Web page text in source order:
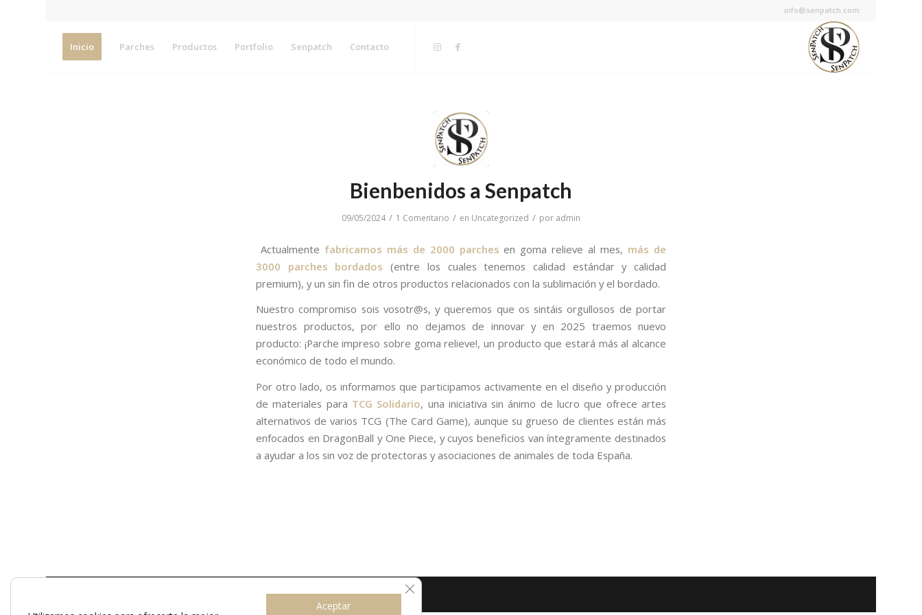
info@senpatch.com
Inicio Parches Productos Portfolio Senpatch Contacto
Bienbenidos a Senpatch
09/05/2024 / 1 Comentario / en Uncategorized / por admin
Actualmente fabricamos más de 2000 parches en goma relieve al mes, más de
3000 parches bordados (entre los cuales tenemos calidad estándar y calidad
premium), y un sin fin de otros productos relacionados con la sublimación y el bordado.
Nuestro compromiso sois vosotr@s, y queremos que os sintáis orgullosos de portar
nuestros productos, por ello no dejamos de innovar y en 2025 traemos nuevo
producto: ¡Parche impreso sobre goma relieve!, un producto que estará más al alcance
económico de todo el mundo.
Por otro lado, os informamos que participamos activamente en el diseño y producción
de materiales para TCG Solidario, una iniciativa sin ánimo de lucro que ofrece artes
alternativos de varios TCG (The Card Game), aunque su grueso de clientes están más
enfocados en DragonBall y One Piece, y cuyos beneficios van íntegramente destinados
a ayudar a los sin voz de protectoras y asociaciones de animales de toda España.
© 2025 Copyright | designed by Guia33 S.L. | All rights reserved
Aceptar
Cerrar el banner de cookies RGPD